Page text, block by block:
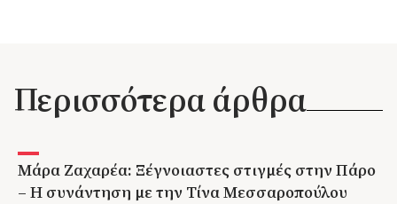
Περισσότερα άρθρα
Μάρα Ζαχαρέα: Ξέγνοιαστες στιγμές στην Πάρο
– Η συνάντηση με την Τίνα Μεσσαροπούλου